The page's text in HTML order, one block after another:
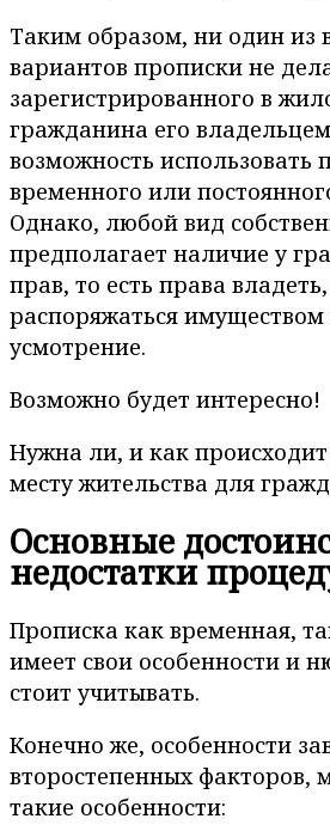
Таким образом, ни один из
вариантов прописки не
зарегистрированного в
гражданина его
возможность
временного или
Однако, любой вид
предполагает наличие у
прав, то есть права
распоряжаться имуществом
усмотрение.
Возможно будет интересно!
Нужна ли, и как
месту жительства для
Основные
недостатки
Прописка как временная,
имеет свои особенности и
стоит учитывать.
Конечно же, особенности
второстепенных факторов,
такие особенности: